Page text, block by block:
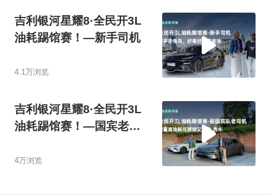
吉利银河星耀8·全民开3L
油耗踢馆赛！—新手司机
4.1万浏览
吉利银河星耀8·全民开3L
油耗踢馆赛！—国宾老司
4万浏览